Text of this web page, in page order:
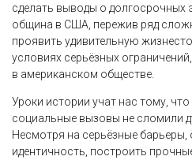
сделать выводы о долгосрочных
община в США, пережив ряд
проявить удивительную
условиях серьёзных
в американском обществе.
Уроки истории учат нас тому,
социальные вызовы не сломили
Несмотря на серьёзные
идентичность, построить